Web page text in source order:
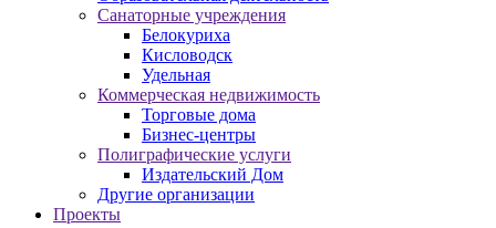
Санаторные учреждения
Белокуриха
Кисловодск
Удельная
Коммерческая недвижимость
Торговые дома
Бизнес-центры
Полиграфические услуги
Издательский Дом
Другие организации
Проекты